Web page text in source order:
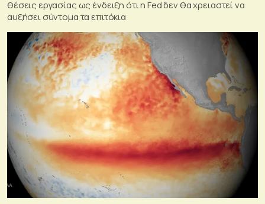
θέσεις εργασίας ως ένδειξη ότι η Fed δεν θα χρειαστεί να
αυξήσει σύντομα τα επιτόκια